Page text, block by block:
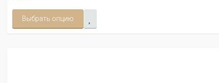
Выбрать опцию